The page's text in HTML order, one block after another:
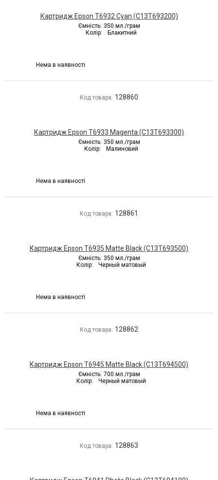
Картридж Epson T6932 Cyan (C13T693200)
Ємність: 350 мл./грам
Колір:
Блакитний
Нема в наявності
Код товара: 128860
Картридж Epson T6933 Magenta (C13T693300)
Ємність: 350 мл./грам
Колір:
Малиновий
Нема в наявності
Код товара: 128861
Картридж Epson T6935 Matte Black (C13T693500)
Ємність: 350 мл./грам
Колір:
Черный матовый
Нема в наявності
Код товара: 128862
Картридж Epson T6945 Matte Black (C13T694500)
Ємність: 700 мл./грам
Колір:
Черный матовый
Нема в наявності
Код товара: 128863